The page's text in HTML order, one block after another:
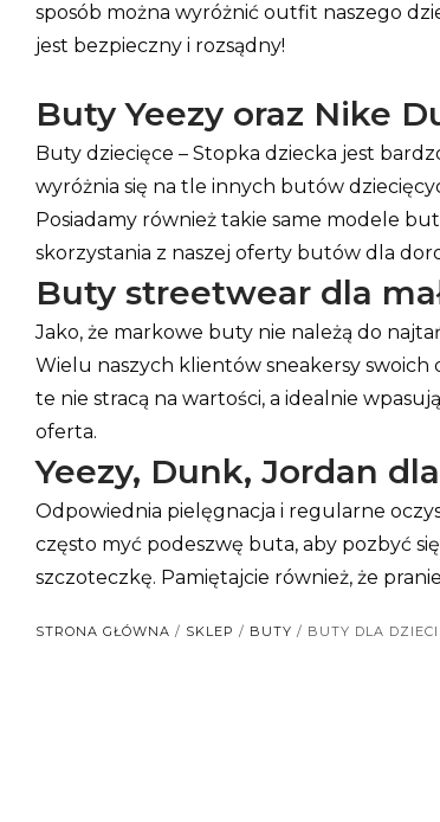
sposób można wyróżnić outfit naszego
jest bezpieczny i rozsądny!
Buty Yeezy oraz Nike
Buty dziecięce – Stopka dziecka jest
wyróżnia się na tle innych butów
Posiadamy również takie same modele
skorzystania z naszej oferty butów dla
Buty streetwear dla
Jako, że markowe buty nie należą do
Wielu naszych klientów sneakersy
te nie stracą na wartości, a idealnie
oferta.
Yeezy, Dunk, Jordan
Odpowiednia pielęgnacja i regularne
często myć podeszwę buta, aby pozbyć
szczoteczkę. Pamiętajcie również, że
STRONA GŁÓWNA / SKLEP / BUTY / BUTY DLA DZIECI